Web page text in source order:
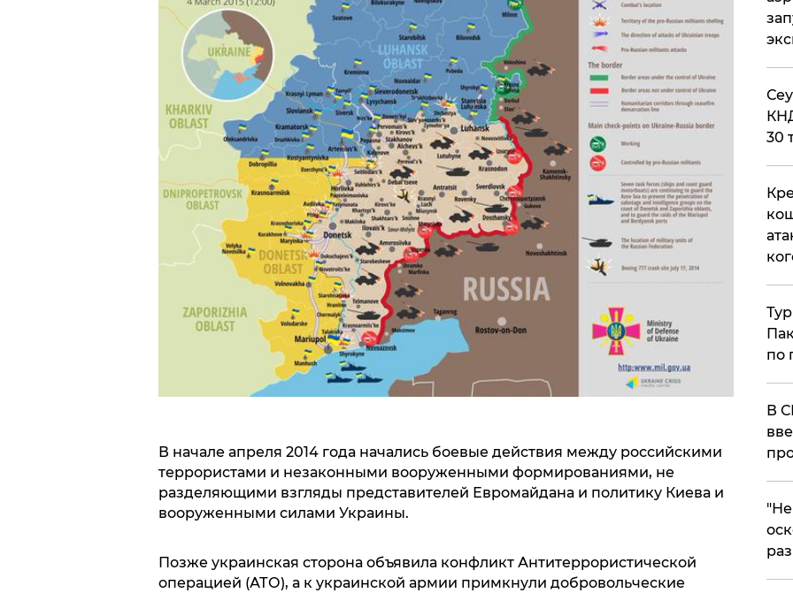
В начале апреля 2014 года начались боевые действия между российскими
террористами и незаконными вооруженными формированиями, не
разделяющими взгляды представителей Евромайдана и политику Киева и
вооруженными силами Украины.
Позже украинская сторона объявила конфликт Антитеррористической
операцией (АТО), а к украинской армии примкнули добровольческие
30
по
В